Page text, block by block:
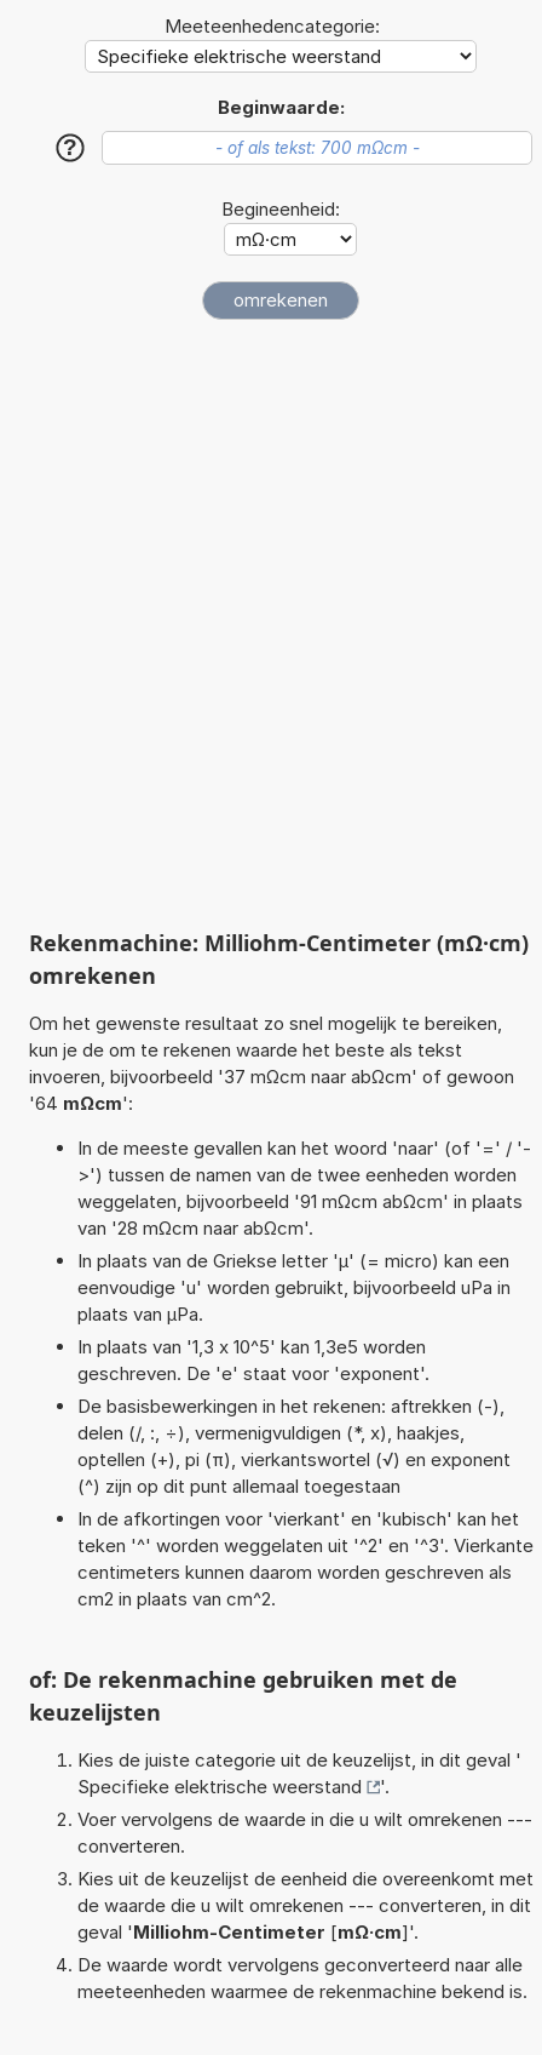
Meeteenhedencategorie:
Beginwaarde:
?
Begineenheid:
Rekenmachine: Milliohm-Centimeter (mΩ·cm)
omrekenen
Om het gewenste resultaat zo snel mogelijk te bereiken,
kun je de om te rekenen waarde het beste als tekst
invoeren, bijvoorbeeld '37 mΩcm naar abΩcm' of gewoon
'64 mΩcm':
In de meeste gevallen kan het woord 'naar' (of '=' / '-
>') tussen de namen van de twee eenheden worden
weggelaten, bijvoorbeeld '91 mΩcm abΩcm' in plaats
van '28 mΩcm naar abΩcm'.
In plaats van de Griekse letter 'µ' (= micro) kan een
eenvoudige 'u' worden gebruikt, bijvoorbeeld uPa in
plaats van µPa.
In plaats van '1,3 x 10^5' kan 1,3e5 worden
geschreven. De 'e' staat voor 'exponent'.
De basisbewerkingen in het rekenen: aftrekken (-),
delen (/, :, ÷), vermenigvuldigen (*, x), haakjes,
optellen (+), pi (π), vierkantswortel (√) en exponent
(^) zijn op dit punt allemaal toegestaan
In de afkortingen voor 'vierkant' en 'kubisch' kan het
teken '^' worden weggelaten uit '^2' en '^3'. Vierkante
centimeters kunnen daarom worden geschreven als
cm2 in plaats van cm^2.
of: De rekenmachine gebruiken met de
keuzelijsten
Kies de juiste categorie uit de keuzelijst, in dit geval '
Specifieke elektrische weerstand
'.
Voer vervolgens de waarde in die u wilt omrekenen ---
converteren.
Kies uit de keuzelijst de eenheid die overeenkomt met
de waarde die u wilt omrekenen --- converteren, in dit
geval 'Milliohm-Centimeter [mΩ·cm]'.
De waarde wordt vervolgens geconverteerd naar alle
meeteenheden waarmee de rekenmachine bekend is.